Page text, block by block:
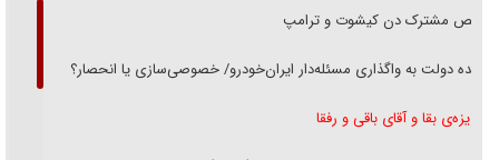
رقص مشترک دن کیشوت و ترامپ
دنده دولت به واگذاری مسئله‌دار ایران‌خودرو/ خصوصی‌سازی یا انحصار؟
غریزه‌ی بقا و آقای باقی و رفقا